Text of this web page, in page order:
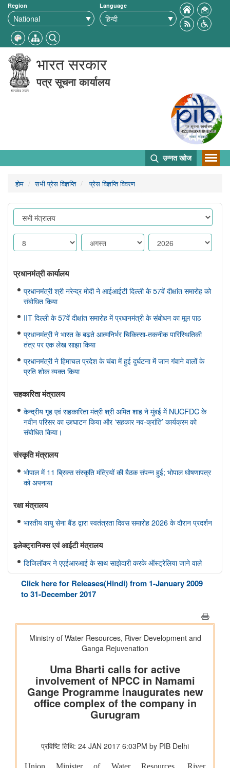
Region Language
भारत सरकार
पत्र सूचना कार्यालय
उन्नत खोज
होम सभी प्रेस विज्ञप्ति प्रेस विज्ञप्ति विवरण
प्रधानमंत्री कार्यालय
प्रधानमंत्री श्री नरेन्द्र मोदी ने आईआईटी दिल्ली के 57वें दीक्षांत समारोह को
संबोधित किया
IIT दिल्ली के 57वें दीक्षांत समारोह में प्रधानमंत्री के संबोधन का मूल पाठ
प्रधानमंत्री ने भारत के बढ़ते आत्मनिर्भर चिकित्सा-तकनीक पारिस्थितिकी
तंत्र पर एक लेख साझा किया
प्रधानमंत्री ने हिमाचल प्रदेश के चंबा में हुई दुर्घटना में जान गंवाने वालों के
प्रति शोक व्यक्त किया
सहकारिता मंत्रालय
केन्द्रीय गृह एवं सहकारिता मंत्री श्री अमित शाह ने मुंबई में NUCFDC के
नवीन परिसर का उद्द्घाटन किया और ‘सहकार नव-क्रांति’ कार्यक्रम को
संबोधित किया।
संस्‍कृति मंत्रालय
भोपाल में 11 ब्रिक्स संस्कृति मंत्रियों की बैठक संपन्न हुई; भोपाल घोषणापत्र
को अपनाया
रक्षा मंत्रालय
भारतीय वायु सेना बैंड द्वारा स्वतंत्रता दिवस समारोह 2026 के दौरान प्रदर्शन
इलेक्ट्रानिक्स एवं आईटी मंत्रालय
डिजिलॉकर ने एएईआरआई के साथ साझेदारी करके ऑस्ट्रेलिया जाने वाले
भारतीय छात्रों के लिए दस्तावेज़ सत्यापन प्रक्रिया को तेज़ किया है
विधि एवं न्‍याय मंत्रालय
पेट्रोलियम एवं प्राकृतिक गैस मंत्रालय
तेल विपणन कंपनियों (ओएमसी) ने ई20 पेट्रोल में नमी और क्लोराइड की
मौजूदगी की जांच की: 500 पीपीएम क्लोराइड और नमी की मौजूदगी के दावों
की पुष्टि नहीं हुई
रेल मंत्रालय
भारतीय रेलवे ने चित्रकूट के लिए सीधी रेल कनेक्टिविटी मजबूत करने के
उद्देश्य से चित्रकूटधाम कर्वी-कानपुर सेंट्रल और प्रतापगढ़-कानपुर सेंट्रल
भारतीय रेलवे ने मध्य प्रदेश में इटारसी-मदन महल के बीच दैनिक पैसेंजर सेवा
शुरू करने की स्वीकृति दी
Click here for Releases(Hindi) from 1-January 2009
to 31-December 2017